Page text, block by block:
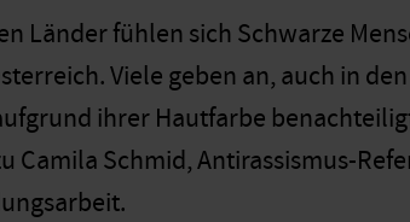
Länder fühlen sich Schwarze
Viele geben an, auch in
ihrer Hautfarbe
Camila Schmid, Antirassismus-